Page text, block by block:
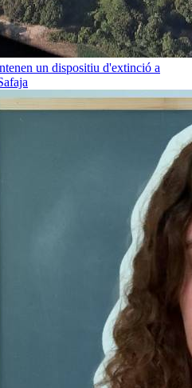
un dispositiu d'extinció a